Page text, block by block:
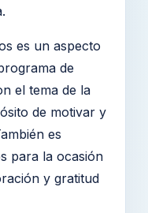
es un aspecto
de
el tema de la
de motivar y
es
para la ocasión
y gratitud